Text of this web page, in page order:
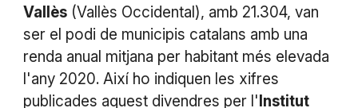
Vallès(Vallès Occidental), amb 21.304, van
ser el podi de municipis catalans amb una
renda anual mitjana per habitant més elevada
l'any 2020. Així ho indiquen les xifres
publicades aquest divendres per l' Institut